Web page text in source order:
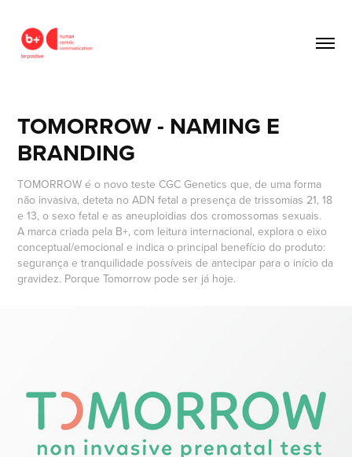
TOMORROW - NAMING E
BRANDING
TOMORROW é o novo teste CGC Genetics que, de uma forma
não invasiva, deteta no ADN fetal a presença de trissomias 21, 18
e 13, o sexo fetal e as aneuploidias dos cromossomas sexuais.
A marca criada pela B+, com leitura internacional, explora o eixo
conceptual/emocional e indica o principal benefício do produto:
segurança e tranquilidade possíveis de antecipar para o início da
gravidez. Porque Tomorrow pode ser já hoje.